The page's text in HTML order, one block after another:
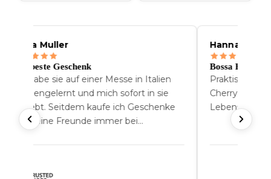
Zertifiziert von Trustpilot Zertifiziert von Trusted Shops
Muller
beste Geschenk
habe sie auf einer Messe in Italien
und mich sofort in sie
Seitdem kaufe ich Geschenke
Hannah Schofer
Bossa Hang
Praktisch, elegant
Cherry-Glühbirne
Lebensdauer.